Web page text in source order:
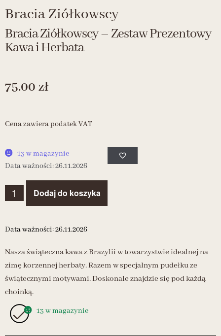
Bracia Ziółkowscy
Bracia Ziółkowscy – Zestaw Prezentowy
Kawa i Herbata
75.00 zł
Cena zawiera podatek VAT
13 w magazynie
Data ważności: 26.11.2026
Dodaj do koszyka
Data ważności: 26.11.2026
Nasza świąteczna kawa z Brazylii w towarzystwie idealnej na
zimę korzennej herbaty. Razem w specjalnym pudełku ze
świątecznymi motywami. Doskonale znajdzie się pod każdą
choinką.
13 w magazynie